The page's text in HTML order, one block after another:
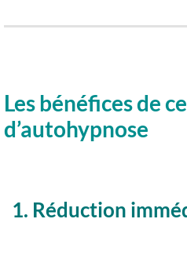
Les bénéfices de
d’autohypnose
1. Réduction